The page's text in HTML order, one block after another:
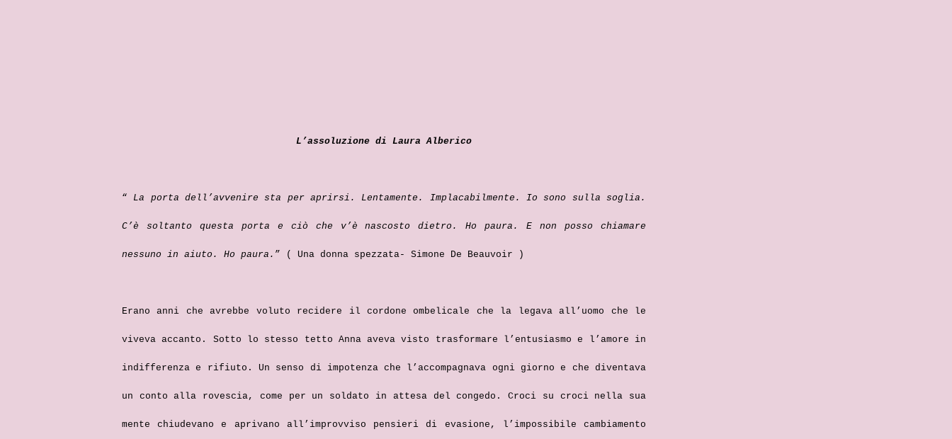
L’assoluzione di Laura Alberico
“ La porta dell’avvenire sta per aprirsi. Lentamente. Implacabilmente. Io sono sulla soglia.
C’è soltanto questa porta e ciò che v’è nascosto dietro. Ho paura. E non posso chiamare
nessuno in aiuto. Ho paura. ” ( Una donna spezzata- Simone De Beauvoir )
Erano anni che avrebbe voluto recidere il cordone ombelicale che la legava all’uomo che le
viveva accanto. Sotto lo stesso tetto Anna aveva visto trasformare l’entusiasmo e l’amore in
indifferenza e rifiuto. Un senso di impotenza che l’accompagnava ogni giorno e che diventava
un conto alla rovescia, come per un soldato in attesa del congedo. Croci su croci nella sua
mente chiudevano e aprivano all’improvviso pensieri di evasione, l’impossibile cambiamento